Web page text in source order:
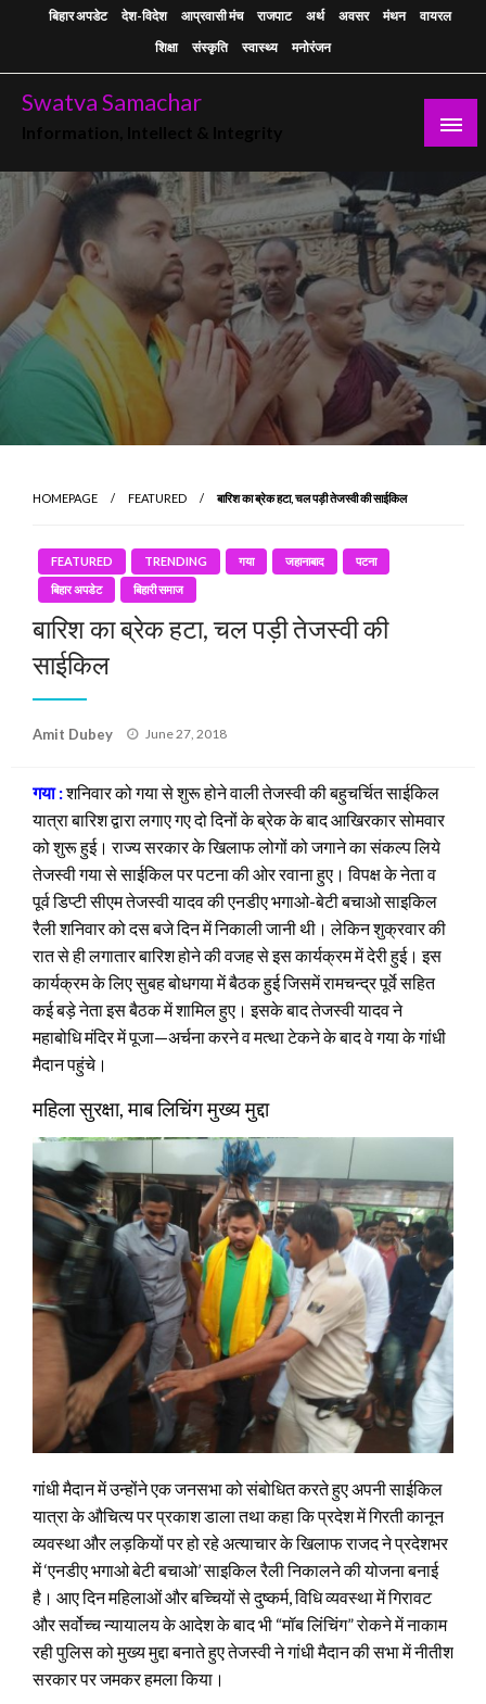
बिहार अपडेट देश-विदेश आप्रवासी मंच राजपाट अर्थ अवसर मंथन
वायरल
शिक्षा
संस्कृति स्वास्थ्य मनोरंजन
Swatva Samachar
HOMEPAGE FEATURED बारिश का ब्रेक हटा, चल पड़ी तेजस्वी की साईकिल
FEATURED TRENDING गया जहानाबाद
पटना
बिहार अपडेट
बिहारी समाज
बारिश का ब्रेक हटा, चल पड़ी तेजस्वी की
साईकिल
Amit Dubey
Posted
June 27, 2018
गया :शनिवार को गया से शुरू होने वाली तेजस्वी की बहुचर्चित साईकिल
यात्रा बारिश द्वारा लगाए गए दो दिनों के ब्रेक के बाद आखिरकार सोमवार
को शुरू हुई। राज्य सरकार के खिलाफ लोगों को जगाने का संकल्प लिये
तेजस्वी गया से साईकिल पर पटना की ओर रवाना हुए। विपक्ष के नेता व
पूर्व डिप्टी सीएम तेजस्वी यादव की एनडीए भगाओ-बेटी बचाओ साइकिल
रैली शनिवार को दस बजे दिन में निकाली जानी थी। लेकिन शुक्रवार की
रात से ही लगातार बारिश होने की वजह से इस कार्यक्रम में देरी हुई। इस
कार्यक्रम के लिए सुबह बोधगया में बैठक हुई जिसमें रामचन्द्र पूर्वे सहित
कई बड़े नेता इस बैठक में शामिल हुए। इसके बाद तेजस्वी यादव ने
महाबोधि मंदिर में पूजा—अर्चना करने व मत्था टेकने के बाद वे गया के गांधी
मैदान पहुंचे।
महिला सुरक्षा, माब लिचिंग मुख्य मुद्दा
गांधी मैदान में उन्होंने एक जनसभा को संबोधित करते हुए अपनी साईकिल
यात्रा के औचित्य पर प्रकाश डाला तथा कहा कि प्रदेश में गिरती कानून
व्यवस्था और लड़कियों पर हो रहे अत्याचार के खिलाफ राजद ने प्रदेशभर
में ‘एनडीए भगाओ बेटी बचाओ’ साइकिल रैली निकालने की योजना बनाई
है। आए दिन महिलाओं और बच्चियों से दुष्कर्म, विधि व्यवस्था में गिरावट
और सर्वोच्च न्यायालय के आदेश के बाद भी “मॉब लिंचिंग” रोकने में नाकाम
रही पुलिस को मुख्य मुद्दा बनाते हुए तेजस्वी ने गांधी मैदान की सभा में नीतीश
सरकार पर जमकर हमला किया।